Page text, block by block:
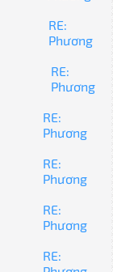
RE:
Phương
RE:
Phương
RE:
Phương
RE:
Phương
RE:
Phương
RE: